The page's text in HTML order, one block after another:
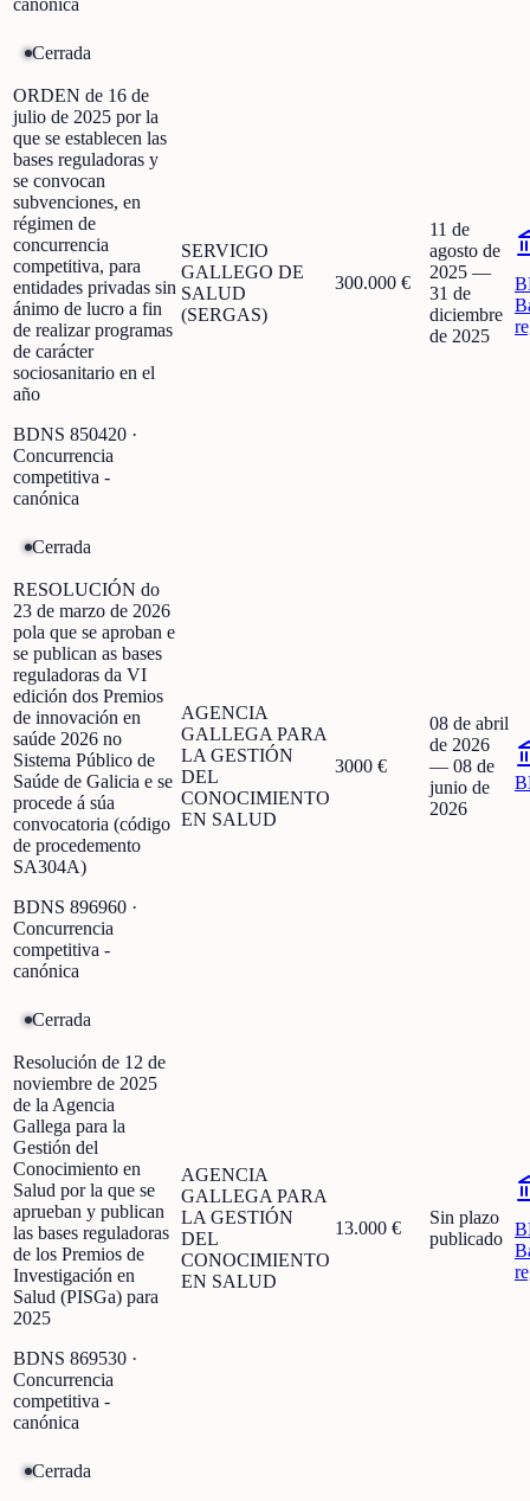
canónica
Cerrada
ORDEN de 16 de
julio de 2025 por la
que se establecen las
bases reguladoras y
se convocan
subvenciones, en
régimen de
concurrencia
competitiva, para
entidades privadas sin
ánimo de lucro a fin
de realizar programas
de carácter
sociosanitario en el
año
BDNS 850420 ·
Concurrencia
competitiva -
canónica
SERVICIO
GALLEGO DE
SALUD
(SERGAS)
300.000 €
11 de
agosto de
2025 —
31 de
diciembre
de 2025
Cerrada
RESOLUCIÓN do
23 de marzo de 2026
pola que se aproban e
se publican as bases
reguladoras da VI
edición dos Premios
de innovación en
saúde 2026 no
Sistema Público de
Saúde de Galicia e se
procede á súa
convocatoria (código
de procedemento
SA304A)
BDNS 896960 ·
Concurrencia
competitiva -
canónica
AGENCIA
GALLEGA PARA
LA GESTIÓN
DEL
CONOCIMIENTO
EN SALUD
3000 €
08 de abril
de 2026
— 08 de
junio de
2026
Cerrada
Resolución de 12 de
noviembre de 2025
de la Agencia
Gallega para la
Gestión del
Conocimiento en
Salud por la que se
aprueban y publican
las bases reguladoras
de los Premios de
Investigación en
Salud (PISGa) para
2025
BDNS 869530 ·
Concurrencia
competitiva -
canónica
AGENCIA
GALLEGA PARA
LA GESTIÓN
DEL
CONOCIMIENTO
EN SALUD
13.000 €
Sin plazo
publicado
Cerrada